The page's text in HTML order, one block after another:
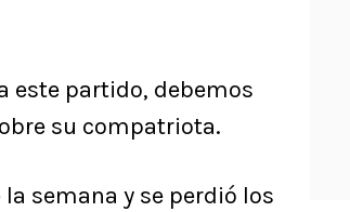
este partido, debemos
su compatriota.
semana y se perdió los